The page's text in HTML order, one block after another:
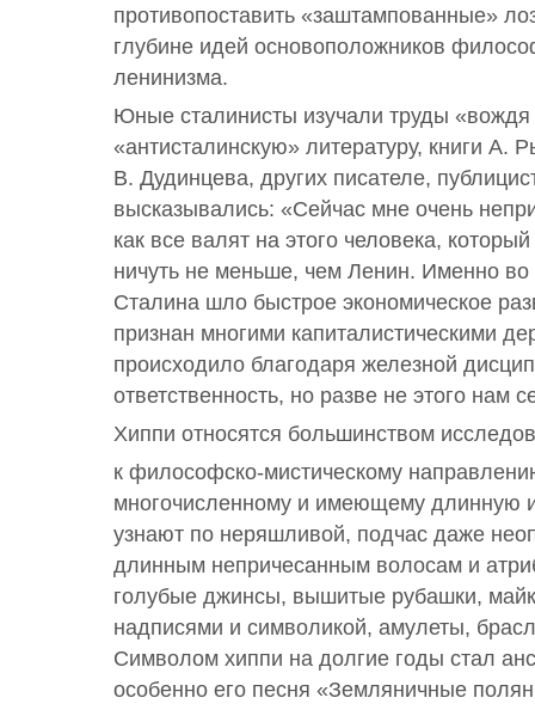
противопоставить «заштампованные»
глубине идей основоположников
ленинизма.
Юные сталинисты изучали труды
«антисталинскую» литературу, книги А.
В. Дудинцева, других писателе,
высказывались: «Сейчас мне очень
как все валят на этого человека,
ничуть не меньше, чем Ленин. Именно
Сталина шло быстрое экономическое
признан многими капиталистическими
происходило благодаря железной
ответственность, но разве не этого нам
Хиппи относятся большинством
к философско-мистическому
многочисленному и имеющему длинную
узнают по неряшливой, подчас даже
длинным непричесанным волосам и
голубые джинсы, вышитые рубашки,
надписями и символикой, амулеты,
Символом хиппи на долгие годы стал
особенно его песня «Земляничные